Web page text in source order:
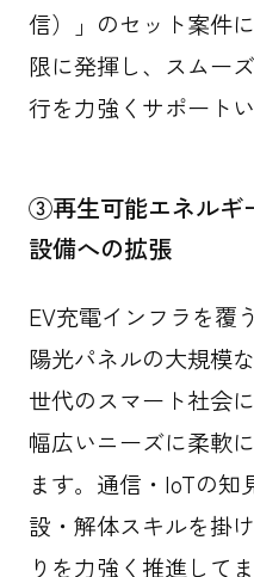
信）」のセット案件
限に発揮し、スムー
行を力強くサポートい
③再生可能エネルギ
設備への拡張
EV充電インフラを覆
陽光パネルの大規模
世代のスマート社会
幅広いニーズに柔軟
ます。通信・IoTの
設・解体スキルを掛
りを力強く推進して